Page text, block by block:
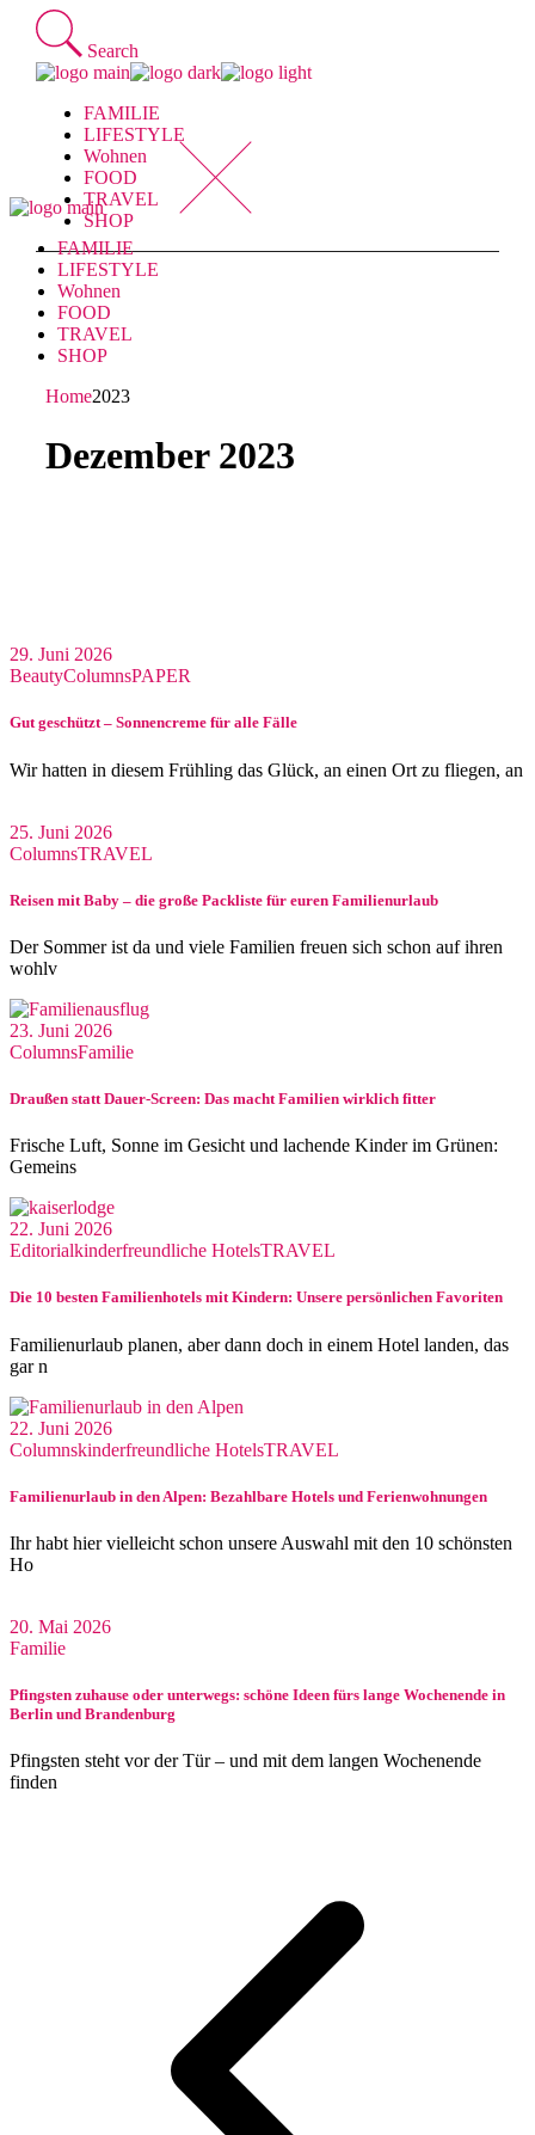
Skip
content
Search
FAMILIE
LIFESTYLE
Wohnen
FOOD
TRAVEL
SHOP
FAMILIE
LIFESTYLE
Wohnen
FOOD
TRAVEL
SHOP
Home2023
Dezember 2023
29. Juni 2026
BeautyColumnsPAPER
Gut geschützt – Sonnencreme für alle Fälle
Wir hatten in diesem Frühling das Glück, an einen Ort zu fliegen, an
25. Juni 2026
ColumnsTRAVEL
Reisen mit Baby – die große Packliste für euren Familienurlaub
Der Sommer ist da und viele Familien freuen sich schon auf ihren
wohlv
23. Juni 2026
ColumnsFamilie
Draußen statt Dauer-Screen: Das macht Familien wirklich fitter
Frische Luft, Sonne im Gesicht und lachende Kinder im Grünen:
Gemeins
22. Juni 2026
Editorialkinderfreundliche HotelsTRAVEL
Die 10 besten Familienhotels mit Kindern: Unsere persönlichen Favoriten
Familienurlaub planen, aber dann doch in einem Hotel landen, das
gar n
22. Juni 2026
Columnskinderfreundliche HotelsTRAVEL
Familienurlaub in den Alpen: Bezahlbare Hotels und Ferienwohnungen
Ihr habt hier vielleicht schon unsere Auswahl mit den 10 schönsten
Ho
20. Mai 2026
Familie
Pfingsten zuhause oder unterwegs: schöne Ideen fürs lange Wochenende in
Berlin und Brandenburg
Pfingsten steht vor der Tür – und mit dem langen Wochenende
finden